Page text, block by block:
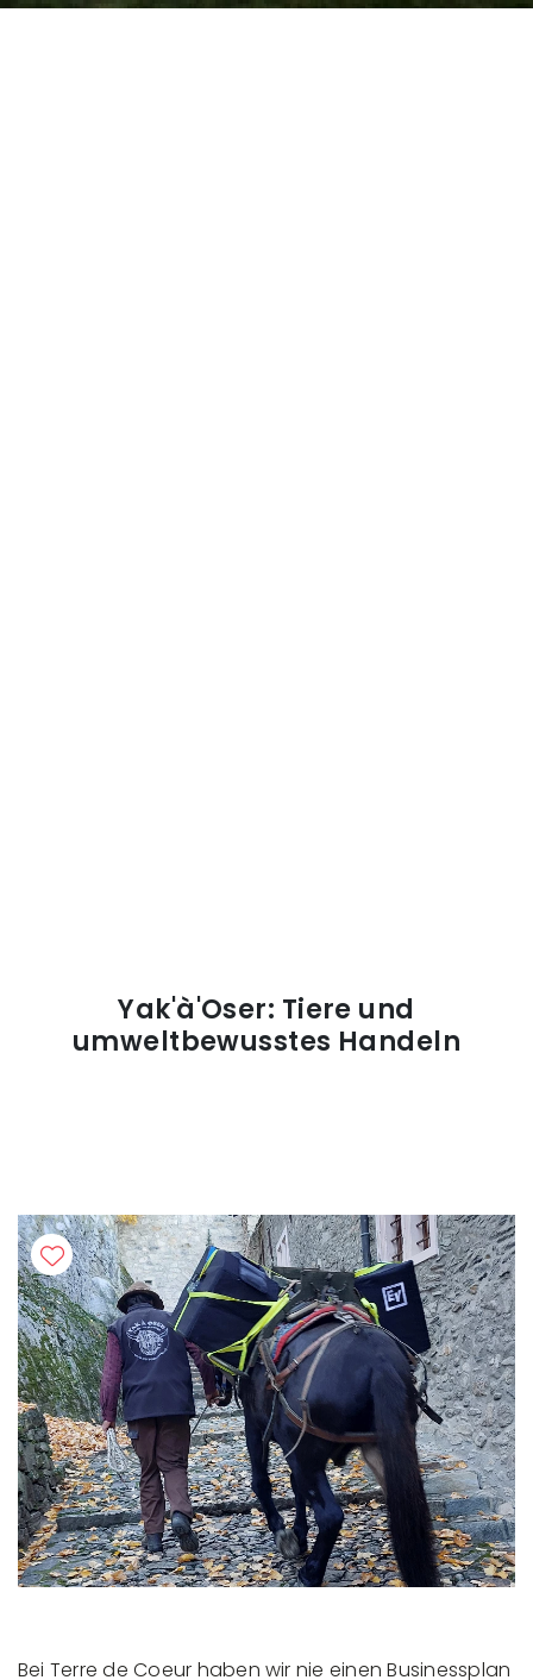
Yak'à'Oser: Tiere und
umweltbewusstes Handeln
Bei Terre de Coeur haben wir nie einen Businessplan